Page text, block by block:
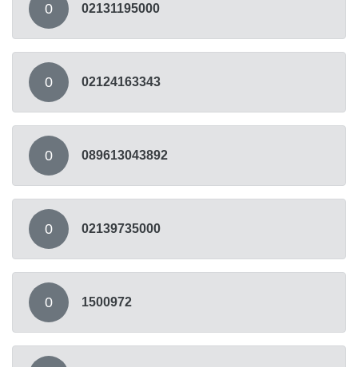
0 02131195000
0 02124163343
0 089613043892
0 02139735000
0 1500972